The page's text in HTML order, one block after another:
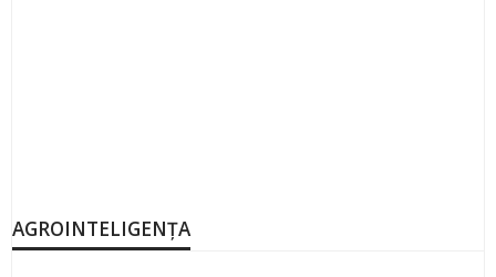
AGROINTELIGENȚA